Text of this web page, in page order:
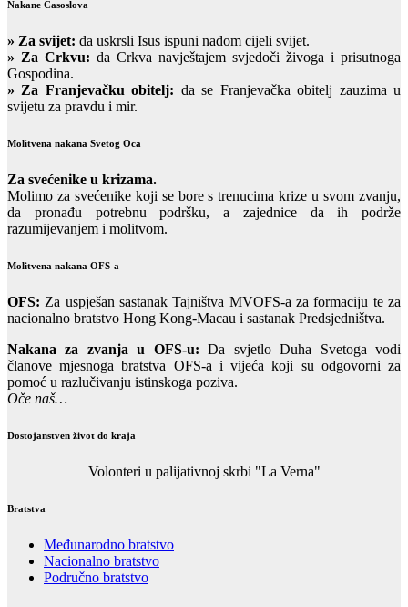
Nakane Časoslova
» Za svijet: da uskrsli Isus ispuni nadom cijeli svijet.
» Za Crkvu: da Crkva navještajem svjedoči živoga i prisutnoga
Gospodina.
» Za Franjevačku obitelj: da se Franjevačka obitelj zauzima u
svijetu za pravdu i mir.
Molitvena nakana Svetog Oca
Za svećenike u krizama.
Molimo za svećenike koji se bore s trenucima krize u svom zvanju,
da pronađu potrebnu podršku, a zajednice da ih podrže
razumijevanjem i molitvom.
Molitvena nakana OFS-a
OFS: Za uspješan sastanak Tajništva MVOFS-a za formaciju te za
nacionalno bratstvo Hong Kong-Macau i sastanak Predsjedništva.
Nakana za zvanja u OFS-u: Da svjetlo Duha Svetoga vodi
članove mjesnoga bratstva OFS-a i vijeća koji su odgovorni za
pomoć u razlučivanju istinskoga poziva.
Oče naš…
Dostojanstven život do kraja
Volonteri u palijativnoj skrbi "La Verna"
Bratstva
Međunarodno bratstvo
Nacionalno bratstvo
Područno bratstvo